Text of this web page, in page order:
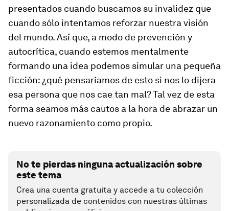
presentados cuando buscamos su invalidez que
cuando sólo intentamos reforzar nuestra visión
del mundo. Así que, a modo de prevención y
autocrítica, cuando estemos mentalmente
formando una idea podemos simular una pequeña
ficción: ¿qué pensaríamos de esto si nos lo dijera
esa persona que nos cae tan mal? Tal vez de esta
forma seamos más cautos a la hora de abrazar un
nuevo razonamiento como propio.
No te pierdas ninguna actualización sobre
este tema
Crea una cuenta gratuita y accede a tu colección
personalizada de contenidos con nuestras últimas